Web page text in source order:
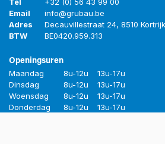
Email
info@grubau.be
Adres
Decauvillestraat 24, 8510
BTW
BE0420.959.313
Openingsuren
Maandag 8u-12u
13u-17u
Dinsdag
8u-12u
13u-17u
Woensdag
8u-12u
13u-17u
Donderdag
8u-12u
13u-17u